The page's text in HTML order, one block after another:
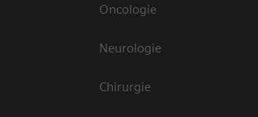
Oncologie
Neurologie
Chirurgie